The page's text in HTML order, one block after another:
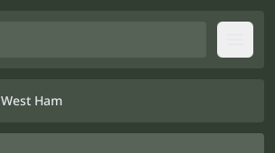
West Ham